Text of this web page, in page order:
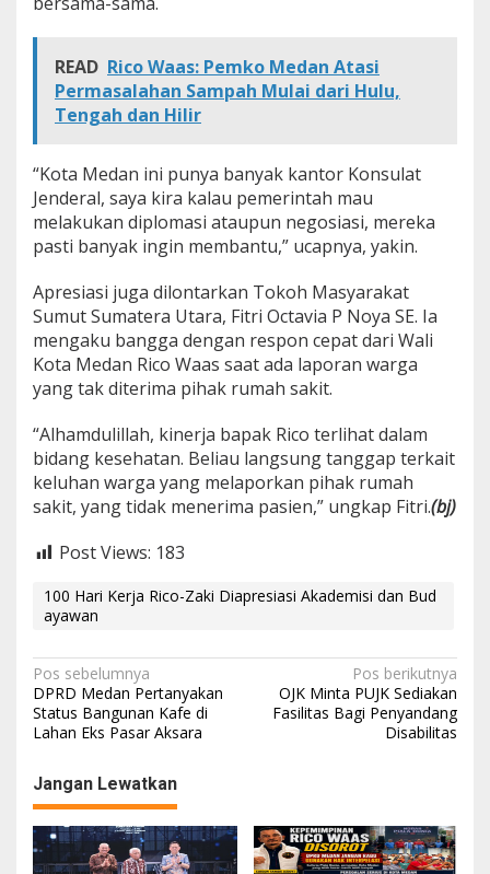
READ Rico Waas: Pemko Medan Atasi
Permasalahan Sampah Mulai dari Hulu,
Tengah dan Hilir
“Kota Medan ini punya banyak kantor Konsulat
Jenderal, saya kira kalau pemerintah mau
melakukan diplomasi ataupun negosiasi, mereka
pasti banyak ingin membantu,” ucapnya, yakin.
Apresiasi juga dilontarkan Tokoh Masyarakat
Sumut Sumatera Utara, Fitri Octavia P Noya SE. Ia
mengaku bangga dengan respon cepat dari Wali
Kota Medan Rico Waas saat ada laporan warga
yang tak diterima pihak rumah sakit.
“Alhamdulillah, kinerja bapak Rico terlihat dalam
bidang kesehatan. Beliau langsung tanggap terkait
keluhan warga yang melaporkan pihak rumah
sakit, yang tidak menerima pasien,” ungkap Fitri.(bj)
Post Views: 183
100 Hari Kerja Rico-Zaki Diapresiasi Akademisi dan Bud
ayawan
N
a
v
i
g
a
s
Pos sebelumnya
DPRD Medan Pertanyakan
Status Bangunan Kafe di
Lahan Eks Pasar Aksara
Pos berikutnya
OJK Minta PUJK Sediakan
Fasilitas Bagi Penyandang
Disabilitas
Jangan Lewatkan